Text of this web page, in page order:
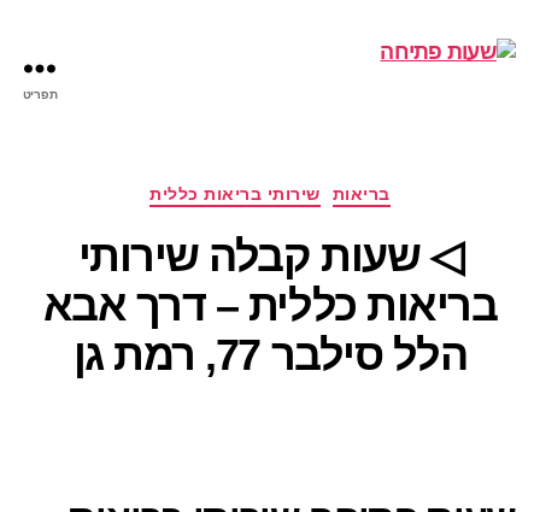
תפריט
קטגוריות בריאות שירותי בריאות כללית
◁ שעות קבלה שירותי
בריאות כללית – דרך אבא
הלל סילבר 77, רמת גן